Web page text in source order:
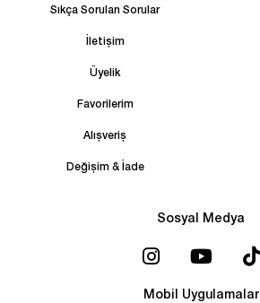
Sıkça Sorulan Sorular
İletişim
Üyelik
Favorilerim
Alışveriş
Değişim & İade
Sosyal Medya
Mobil Uygulamalar